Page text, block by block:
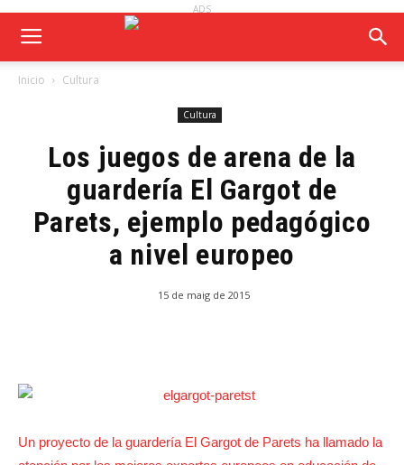
ADS
Inicio Cultura
Cultura
Los juegos de arena de la
guardería El Gargot de
Parets, ejemplo pedagógico
a nivel europeo
15 de maig de 2015
Un proyecto de la guardería El Gargot de Parets ha llamado la